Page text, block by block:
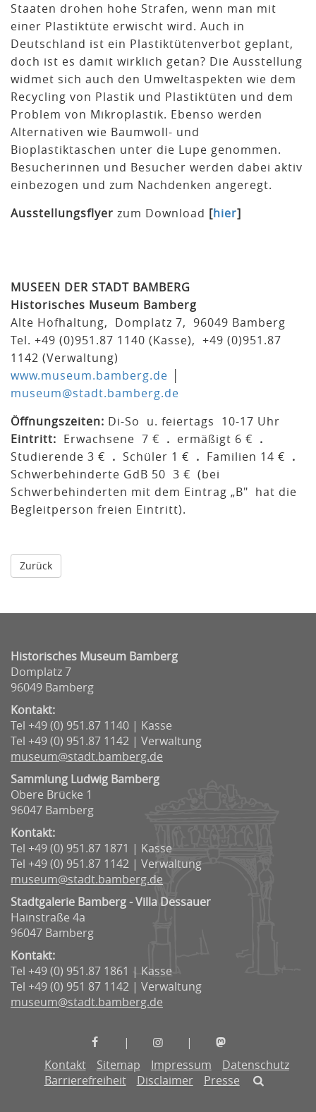
Staaten drohen hohe Strafen, wenn man mit
einer Plastiktüte erwischt wird. Auch in
Deutschland ist ein Plastiktütenverbot geplant,
doch ist es damit wirklich getan? Die Ausstellung
widmet sich auch den Umweltaspekten wie dem
Recycling von Plastik und Plastiktüten und dem
Problem von Mikroplastik. Ebenso werden
Alternativen wie Baumwoll- und
Bioplastiktaschen unter die Lupe genommen.
Besucherinnen und Besucher werden dabei aktiv
einbezogen und zum Nachdenken angeregt.
Ausstellungsflyer zum Download [hier]
MUSEEN DER STADT BAMBERG
Historisches Museum Bamberg
Alte Hofhaltung, Domplatz 7, 96049 Bamberg
Tel. +49 (0)951.87 1140 (Kasse), +49 (0)951.87
1142 (Verwaltung)
www.museum.bamberg.de
museum@stadt.bamberg.de
Öffnungszeiten: Di-So u. feiertags 10-17 Uhr
Eintritt: Erwachsene 7 € . ermäßigt 6 € .
Studierende 3 € . Schüler 1 € . Familien 14 € .
Schwerbehinderte GdB 50 3 € (bei
Schwerbehinderten mit dem Eintrag „B" hat die
Begleitperson freien Eintritt).
Historisches Museum Bamberg
Domplatz 7
96049 Bamberg
Kontakt:
Tel +49 (0) 951.87 1140 | Kasse
Tel +49 (0) 951.87 1142 | Verwaltung
museum@stadt.bamberg.de
Sammlung Ludwig Bamberg
Obere Brücke 1
96047 Bamberg
Kontakt:
Tel +49 (0) 951.87 1871 | Kasse
Tel +49 (0) 951.87 1142 | Verwaltung
museum@stadt.bamberg.de
Stadtgalerie Bamberg - Villa Dessauer
Hainstraße 4a
96047 Bamberg
Kontakt:
Tel +49 (0) 951.87 1861 | Kasse
Tel +49 (0) 951 87 1142 | Verwaltung
museum@stadt.bamberg.de
Museen
Stadt
Bamberg
|
Museen
Stadt
Bamberg
|
Stadt
Bamberg
Kontakt Sitemap Impressum
Datenschutz
Barrierefreiheit
Disclaimer Presse